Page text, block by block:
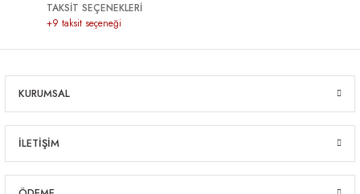
TAKSİT SEÇENEKLERİ
+9 taksit seçeneği
KURUMSAL
İLETİŞİM